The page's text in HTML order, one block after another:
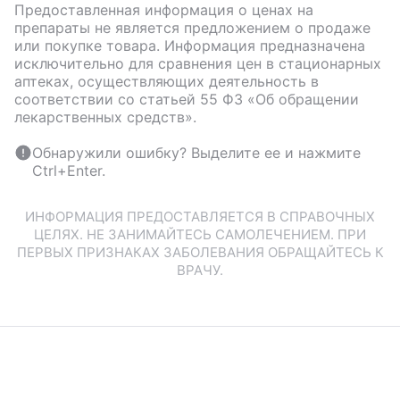
Предоставленная информация о ценах на
препараты не является предложением о продаже
или покупке товара. Информация предназначена
исключительно для сравнения цен в стационарных
аптеках, осуществляющих деятельность в
соответствии со статьей 55 ФЗ «Об обращении
лекарственных средств».
Обнаружили ошибку? Выделите ее и нажмите
Ctrl+Enter.
ИНФОРМАЦИЯ ПРЕДОСТАВЛЯЕТСЯ В СПРАВОЧНЫХ
ЦЕЛЯХ. НЕ ЗАНИМАЙТЕСЬ САМОЛЕЧЕНИЕМ. ПРИ
ПЕРВЫХ ПРИЗНАКАХ ЗАБОЛЕВАНИЯ ОБРАЩАЙТЕСЬ К
ВРАЧУ.